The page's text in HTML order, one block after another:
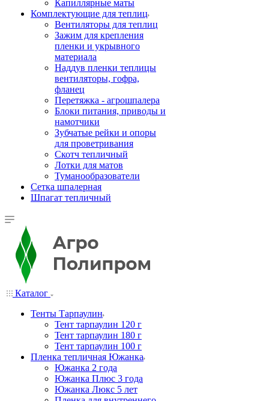
Капиллярные маты
Комплектующие для теплиц
Вентиляторы для теплиц
Зажим для крепления
пленки и укрывного
материала
Наддув пленки теплицы
вентиляторы, гофра,
фланец
Перетяжка - агрошпалера
Блоки питания, приводы и
намотчики
Зубчатые рейки и опоры
для проветривания
Скотч тепличный
Лотки для матов
Туманообразователи
Сетка шпалерная
Шпагат тепличный
Каталог
Тенты Тарпаулин
Тент тарпаулин 120 г
Тент тарпаулин 180 г
Тент тарпаулин 100 г
Пленка тепличная Южанка
Южанка 2 года
Южанка Плюс 3 года
Южанка Люкс 5 лет